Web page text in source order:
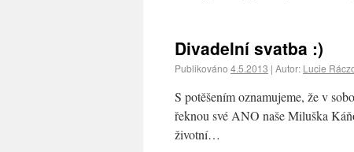
Divadelní svatba :)
Publikováno 4.5.2013 | Autor: Lucie
S potěšením oznamujeme, že v
řeknou své ANO naše Miluška
životní…